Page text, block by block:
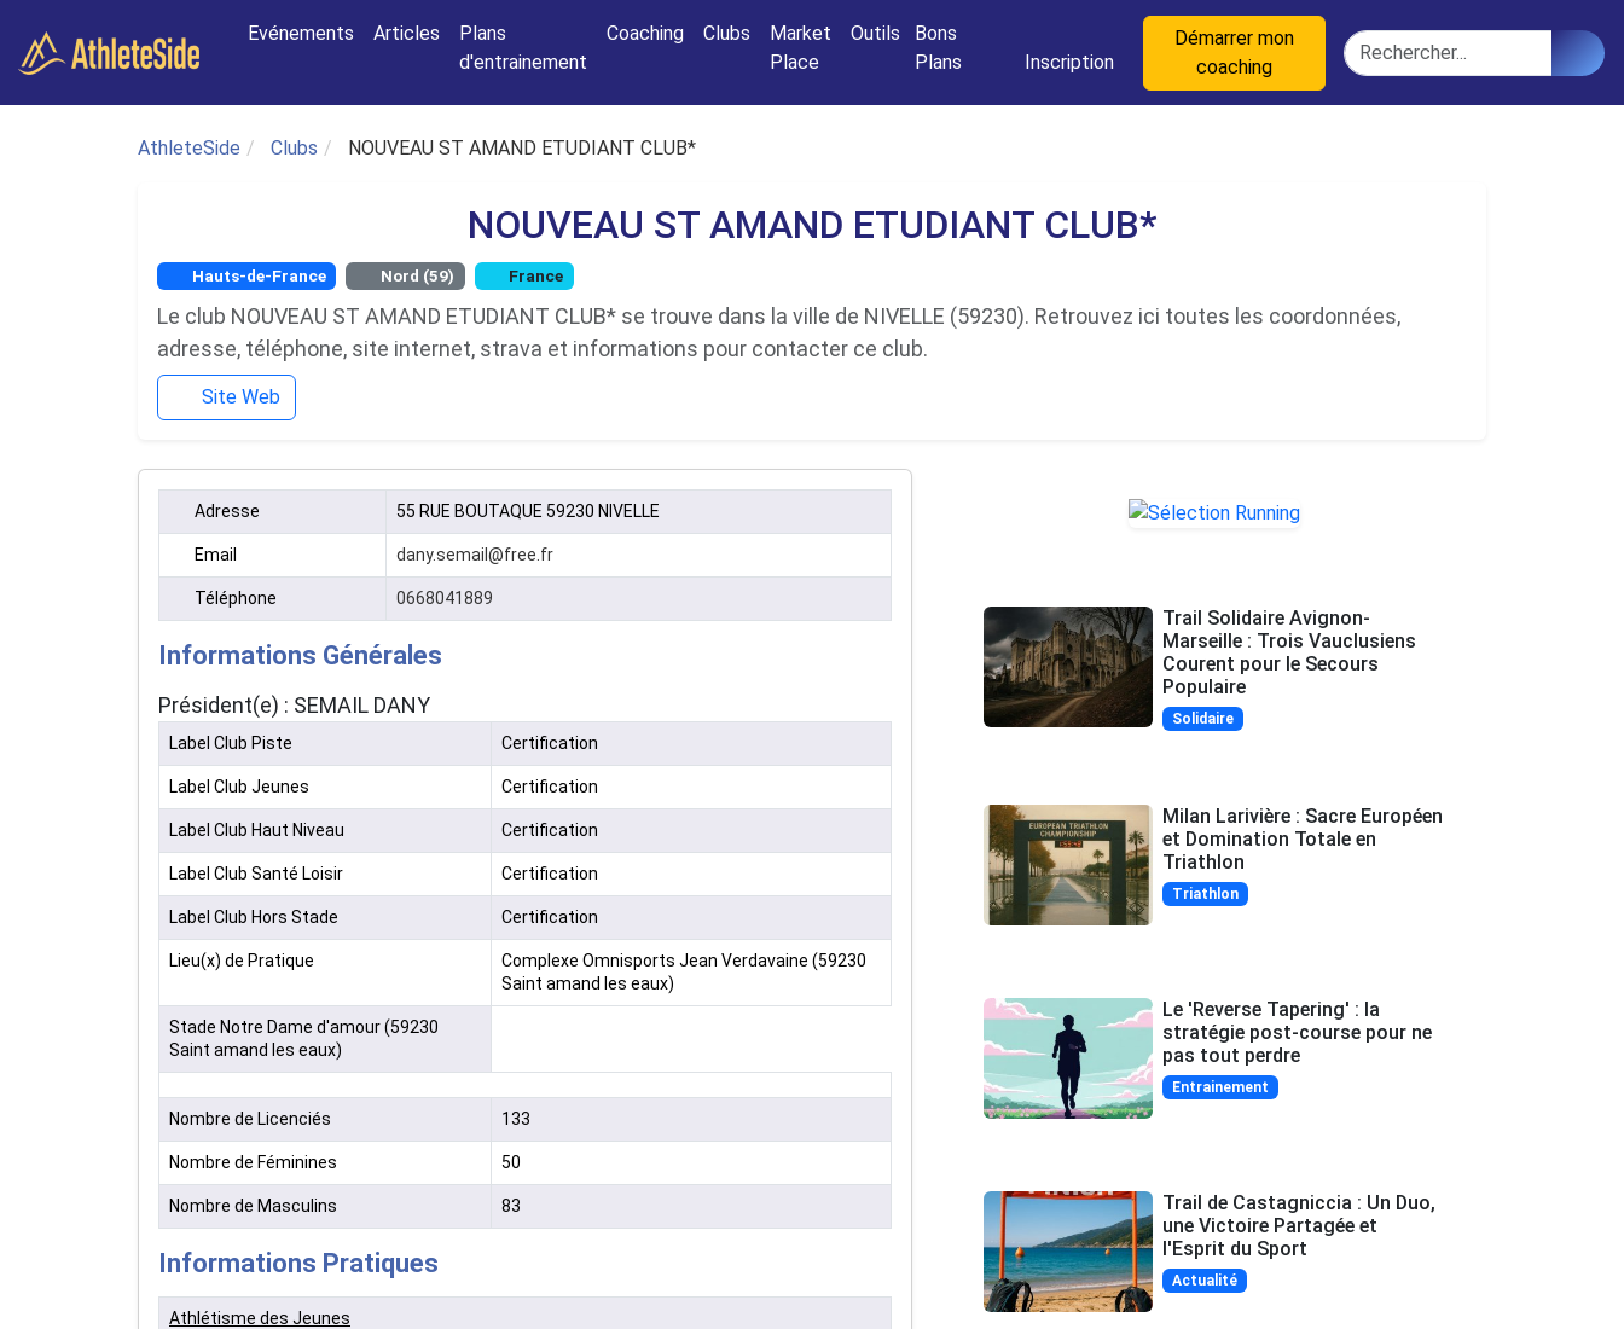
Evénements
Articles
Plans
d'entrainement
Coaching Clubs
Market
Place
Outils
Bons
Plans
Inscription
Démarrer mon
coaching
Rechercher
AthleteSide Clubs NOUVEAU ST AMAND ETUDIANT CLUB*
NOUVEAU ST AMAND ETUDIANT CLUB*
Hauts-de-France Nord (59) France
Le club NOUVEAU ST AMAND ETUDIANT CLUB* se trouve dans la ville de NIVELLE (59230). Retrouvez ici toutes les coordonnées,
adresse, téléphone, site internet, strava et informations pour contacter ce club.
Site Web
Adresse 55 RUE BOUTAQUE 59230 NIVELLE
Email dany.semail@free.fr
Téléphone 0668041889
Informations Générales
Président(e) : SEMAIL DANY
Label Club Piste Certification
Label Club Jeunes Certification
Label Club Haut Niveau Certification
Label Club Santé Loisir Certification
Label Club Hors Stade Certification
Lieu(x) de Pratique
Complexe Omnisports Jean Verdavaine (59230
Saint amand les eaux)
Stade Notre Dame d'amour (59230
Saint amand les eaux)
Nombre de Licenciés 133
Nombre de Féminines 50
Nombre de Masculins 83
Informations Pratiques
Athlétisme des Jeunes
Trail Solidaire Avignon-
Marseille : Trois Vauclusiens
Courent pour le Secours
Populaire
Solidaire
Milan Larivière : Sacre Européen
et Domination Totale en
Triathlon
Triathlon
Le 'Reverse Tapering' : la
stratégie post-course pour ne
pas tout perdre
Entrainement
Trail de Castagniccia : Un Duo,
une Victoire Partagée et
l'Esprit du Sport
Actualité